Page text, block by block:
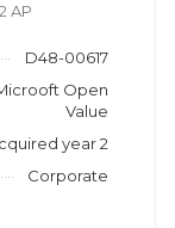
AP
D48-00617
Open
Value
year 2
Corporate